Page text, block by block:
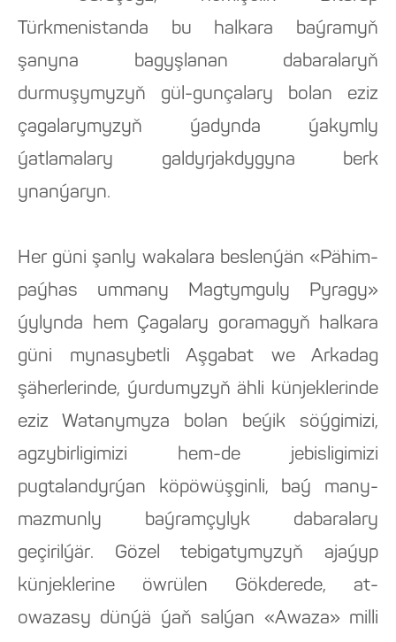
Türkmenistanda bu halkara baýramyň
şanyna bagyşlanan dabaralaryň
durmuşymyzyň gül-gunçalary bolan eziz
çagalarymyzyň ýadynda ýakymly
ýatlamalary galdyrjakdygyna berk
ynanýaryn.
Her güni şanly wakalara beslenýän «Pähim-
paýhas ummany Magtymguly Pyragy»
ýylynda hem Çagalary goramagyň halkara
güni mynasybetli Aşgabat we Arkadag
şäherlerinde, ýurdumyzyň ähli künjeklerinde
eziz Watanymyza bolan beýik söýgimizi,
agzybirligimizi hem-de jebisligimizi
pugtalandyrýan köpöwüşginli, baý many-
mazmunly baýramçylyk dabaralary
geçirilýär. Gözel tebigatymyzyň ajaýyp
künjeklerine öwrülen Gökderede, at-
owazasy dünýä ýaň salýan «Awaza» milli